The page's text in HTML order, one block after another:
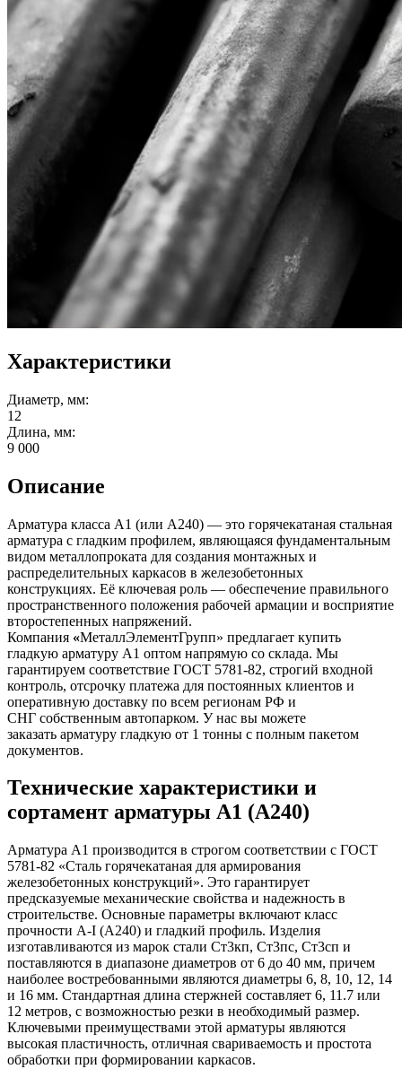
Характеристики
Диаметр, мм:
12
Длина, мм:
9 000
Описание
Арматура класса А1 (или А240) — это горячекатаная стальная
арматура с гладким профилем, являющаяся фундаментальным
видом металлопроката для создания монтажных и
распределительных каркасов в железобетонных
конструкциях. Её ключевая роль — обеспечение правильного
пространственного положения рабочей армации и восприятие
второстепенных напряжений.
Компания «МеталлЭлементГрупп» предлагает купить
гладкую арматуру А1 оптом напрямую со склада. Мы
гарантируем соответствие ГОСТ 5781-82, строгий входной
контроль, отсрочку платежа для постоянных клиентов и
оперативную доставку по всем регионам РФ и
СНГ собственным автопарком. У нас вы можете
заказать арматуру гладкую от 1 тонны с полным пакетом
документов.
Технические характеристики и
сортамент арматуры А1 (А240)
Арматура А1 производится в строгом соответствии с ГОСТ
5781-82 «Сталь горячекатаная для армирования
железобетонных конструкций». Это гарантирует
предсказуемые механические свойства и надежность в
строительстве. Основные параметры включают класс
прочности А-I (А240) и гладкий профиль. Изделия
изготавливаются из марок стали Ст3кп, Ст3пс, Ст3сп и
поставляются в диапазоне диаметров от 6 до 40 мм, причем
наиболее востребованными являются диаметры 6, 8, 10, 12, 14
и 16 мм. Стандартная длина стержней составляет 6, 11.7 или
12 метров, с возможностью резки в необходимый размер.
Ключевыми преимуществами этой арматуры являются
высокая пластичность, отличная свариваемость и простота
обработки при формировании каркасов.